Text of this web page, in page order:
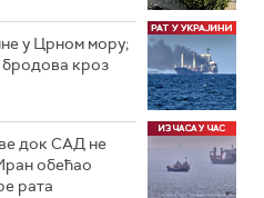
у Црном мору;
бродова кроз
док САД не
обећао
рата